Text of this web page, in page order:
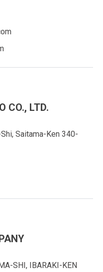
CO., LTD.
Saitama-Ken 340-
SHI, IBARAKI-KEN